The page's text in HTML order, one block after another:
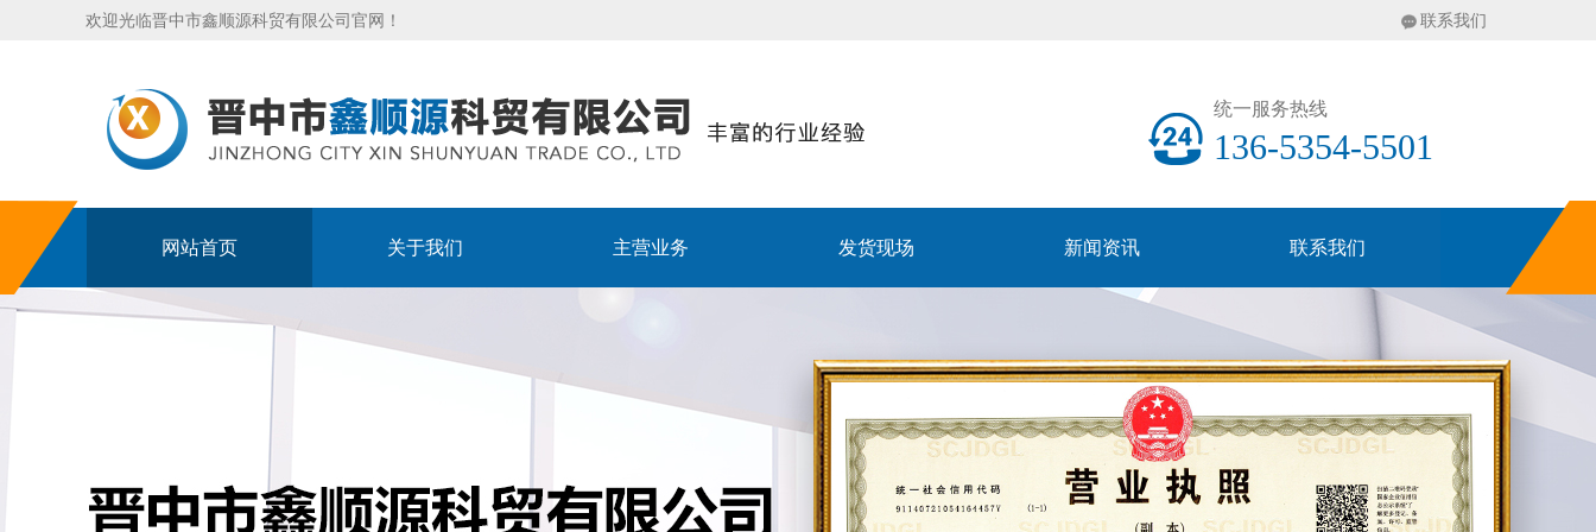
欢迎光临晋中市鑫顺源科贸有限公司官网！ 联系我们
统一服务热线
136-5354-5501
网站首页 关于我们 主营业务 发货现场 新闻资讯 联系我们